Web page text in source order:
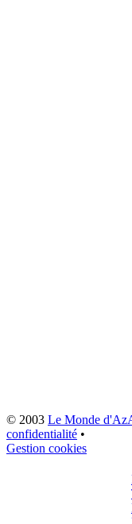
© 2003 Le Monde
confidentialité •
Gestion cookies